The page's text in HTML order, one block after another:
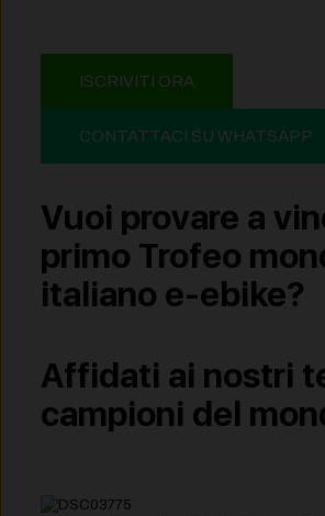
ISCRIVITI ORA
CONTATTACI SU WHATSAPP
Vuoi provare a
primo Trofeo
italiano e-ebike?
Affidati ai nostri
campioni del